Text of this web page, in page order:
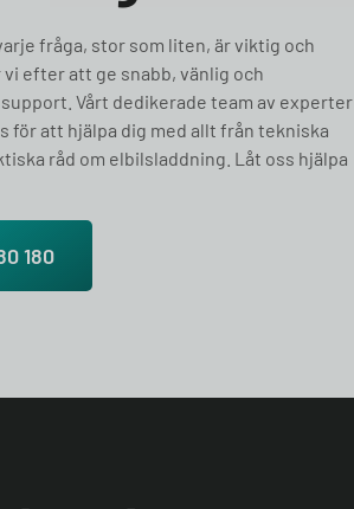
fråga, stor som liten, är viktig och
efter att ge snabb, vänlig och
Vårt dedikerade team av experter
för att hjälpa dig med allt från tekniska
råd om elbilsladdning. Låt oss hjälpa
180